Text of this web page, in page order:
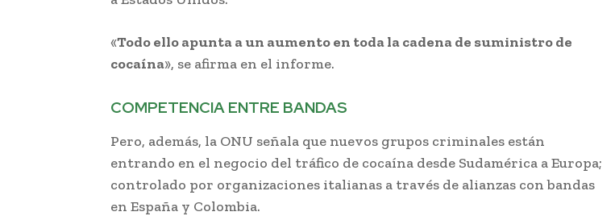
«Todo ello apunta a un aumento en toda la cadena de suministro de
cocaína», se afirma en el informe.
COMPETENCIA ENTRE BANDAS
Pero, además, la ONU señala que nuevos grupos criminales están
entrando en el negocio del tráfico de cocaína desde Sudamérica a Europa;
controlado por organizaciones italianas a través de alianzas con bandas
en España y Colombia.